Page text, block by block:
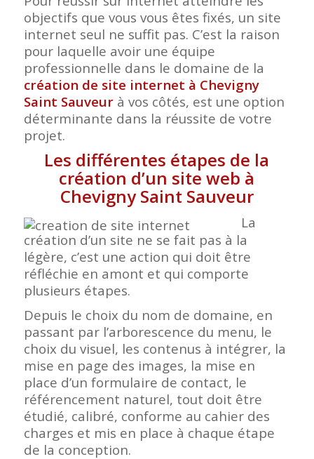
objectifs que vous vous êtes fixés, un site
internet seul ne suffit pas. C’est la raison
pour laquelle avoir une équipe
professionnelle dans le domaine de la
création de site internet à Chevigny
Saint Sauveurà vos côtés, est une option
déterminante dans la réussite de votre
projet.
Les différentes étapes de la
création d’un site web à
Chevigny Saint Sauveur
La
création d’un site ne se fait pas à la
légère, c’est une action qui doit être
réfléchie en amont et qui comporte
plusieurs étapes.
Depuis le choix du nom de domaine, en
passant par l’arborescence du menu, le
choix du visuel, les contenus à intégrer, la
mise en page des images, la mise en
place d’un formulaire de contact, le
référencement naturel, tout doit être
étudié, calibré, conforme au cahier des
charges et mis en place à chaque étape
de la conception.